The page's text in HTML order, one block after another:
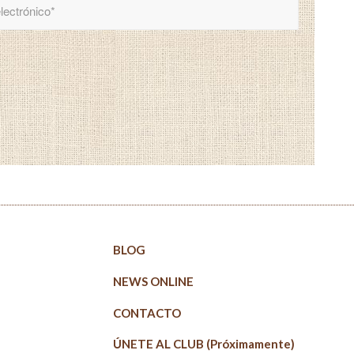
BLOG
NEWS ONLINE
CONTACTO
ÚNETE AL CLUB (Próximamente)